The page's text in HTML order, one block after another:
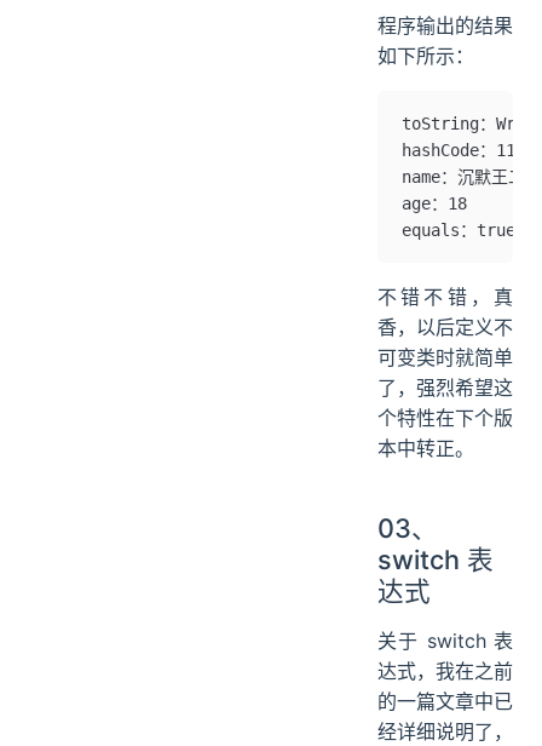
程序输出的结果
如下所示：
toString：
hashCode：
name：沉默王二
age：18
equals：true
不错不错，真
香，以后定义不
可变类时就简单
了，强烈希望这
个特性在下个版
本中转正。
03、
switch 表
达式
关于 switch 表
达式，我在之前
的一篇文章中已
经详细说明了，